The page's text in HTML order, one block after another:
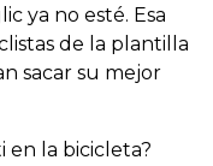
ya no esté. Esa
de la plantilla
sacar su mejor
en la bicicleta?